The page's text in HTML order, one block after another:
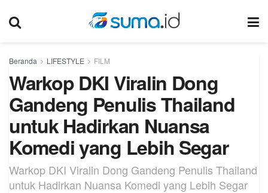
Beranda LIFESTYLE FILM
Warkop DKI Viralin Dong
Gandeng Penulis Thailand
untuk Hadirkan Nuansa
Komedi yang Lebih Segar
Warkop DKI Viralin Dong Gandeng Penulis Thailand
untuk Hadirkan Nuansa Komedi yang Lebih Segar